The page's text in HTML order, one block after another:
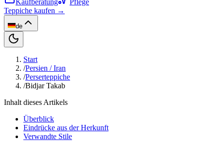
Kaufberatung
Pflege
Teppiche kaufen →
de
Start
/Persien / Iran
/Perserteppiche
/Bidjar Takab
Inhalt dieses Artikels
Überblick
Eindrücke aus der Herkunft
Verwandte Stile